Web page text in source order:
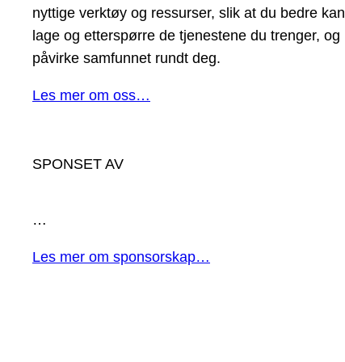
nyttige verktøy og ressurser, slik at du bedre kan
lage og etterspørre de tjenestene du trenger, og
påvirke samfunnet rundt deg.
Les mer om oss…
SPONSET AV
…
Les mer om sponsorskap…